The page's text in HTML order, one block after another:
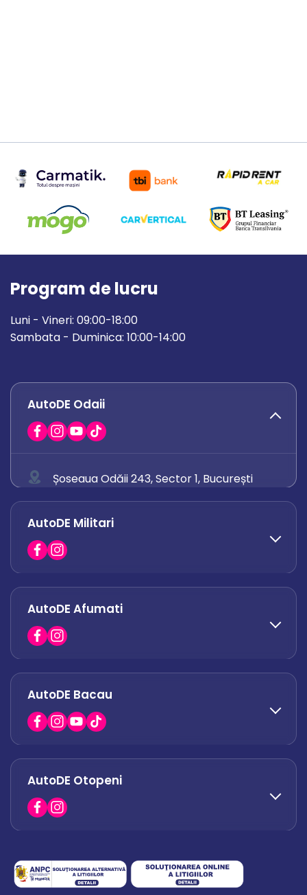
Program de lucru
Luni - Vineri: 09:00-18:00
Sambata - Duminica: 10:00-14:00
AutoDE Odaii
Șoseaua Odăii 243, Sector 1, București
0758 671 921
0742 444 194
office.odaii@autode.ro
AutoDE Militari
0758 338 428
office.militari@autode.ro
AutoDE Afumati
0751 628 054
office.afumati@autode.ro
AutoDE Bacau
0730 063 852
0730 063 851
AutoDE Otopeni
0754 649 360